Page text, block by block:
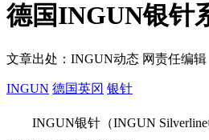
德国INGUN银针
文章出处：INGUN动态 网责任编
INGUN 德国英冈 银针
INGUN银针（INGUN